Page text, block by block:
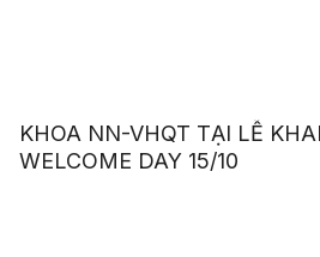
KHOA NN-VHQT TẠI LỄ
WELCOME DAY 15/10